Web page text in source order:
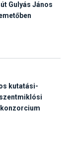
Gulyás János
kutatási-